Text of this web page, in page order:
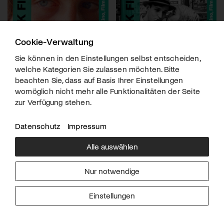
Über uns
Downloads
Werben
Impressum
Cookie-Verwaltung
Sie können in den Einstellungen selbst entscheiden,
welche Kategorien Sie zulassen möchten. Bitte
beachten Sie, dass auf Basis Ihrer Einstellungen
womöglich nicht mehr alle Funktionalitäten der Seite
zur Verfügung stehen.
Datenschutz Impressum
Alle auswählen
Nur notwendige
Einstellungen